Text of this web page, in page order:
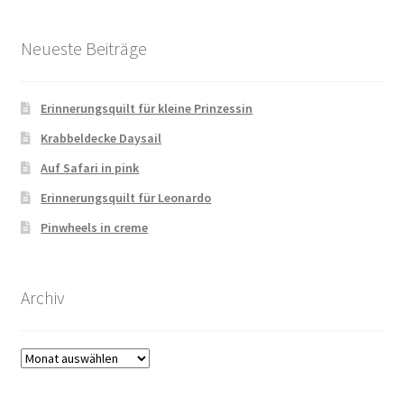
Neueste Beiträge
Erinnerungsquilt für kleine Prinzessin
Krabbeldecke Daysail
Auf Safari in pink
Erinnerungsquilt für Leonardo
Pinwheels in creme
Archiv
Archiv